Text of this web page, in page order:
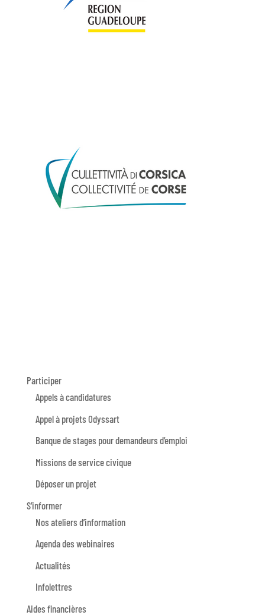
Participer
Appels à candidatures
Appel à projets Odyssart
Banque de stages pour demandeurs d’emploi
Missions de service civique
Déposer un projet
S’informer
Nos ateliers d’information
Agenda des webinaires
Actualités
Infolettres
Aides financières